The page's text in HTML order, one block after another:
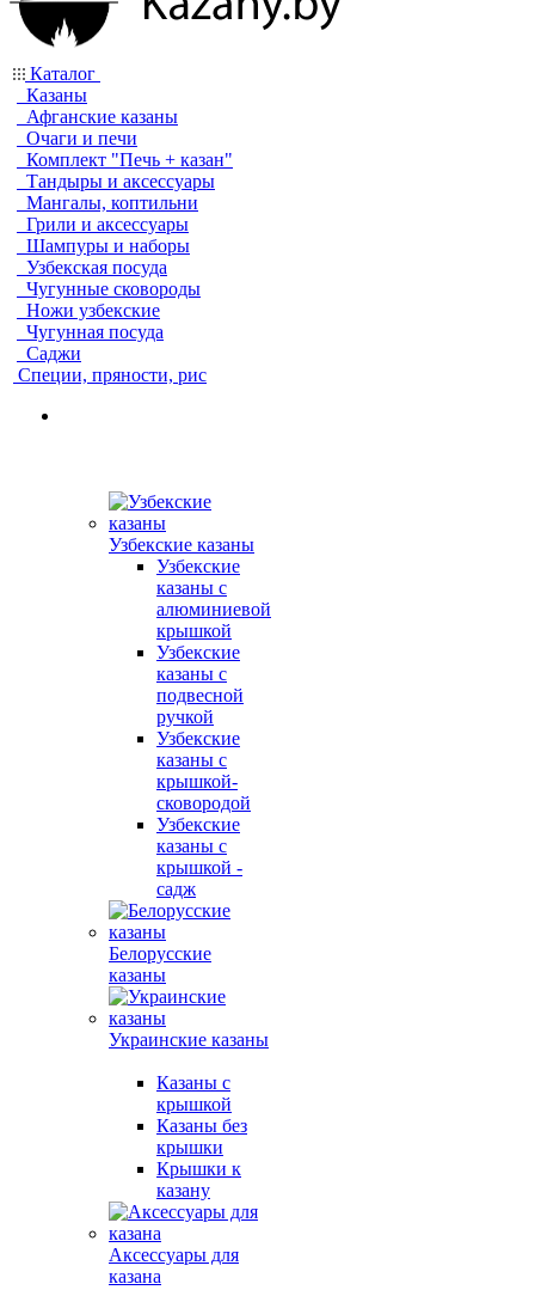
Каталог
Казаны
Афганские казаны
Очаги и печи
Комплект "Печь + казан"
Тандыры и аксессуары
Мангалы, коптильни
Грили и аксессуары
Шампуры и наборы
Узбекская посуда
Чугунные сковороды
Ножи узбекские
Чугунная посуда
Саджи
Специи, пряности, рис
Узбекские казаны
Узбекские
казаны с
алюминиевой
крышкой
Узбекские
казаны с
подвесной
ручкой
Узбекские
казаны с
крышкой-
сковородой
Узбекские
казаны с
крышкой -
садж
Белорусские
казаны
Украинские казаны
Казаны с
крышкой
Казаны без
крышки
Крышки к
казану
Аксессуары для
казана